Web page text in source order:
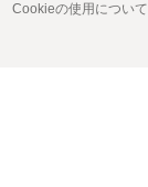
Cookieの使用について